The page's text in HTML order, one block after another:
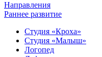
Направления
Раннее развитие
Студия «Кроха»
Студия «Малыш»
Логопед